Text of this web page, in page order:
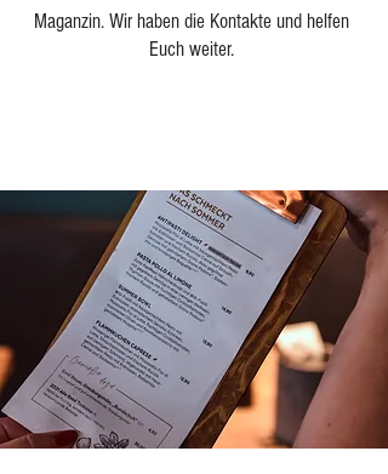
Maganzin. Wir haben die Kontakte und helfen
Euch weiter.